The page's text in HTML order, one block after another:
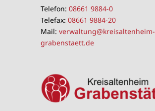
Telefon: 08661 9884-0
Telefax: 08661 9884-20
Mail: verwaltung@kreisaltenheim-
grabenstaett.de